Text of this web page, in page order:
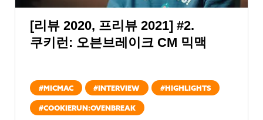
[리뷰 2020, 프리뷰 2021] #2.
쿠키런: 오븐브레이크 CM 믹맥
#MICMAC #INTERVIEW #HIGHLIGHTS
#COOKIERUN:OVENBREAK